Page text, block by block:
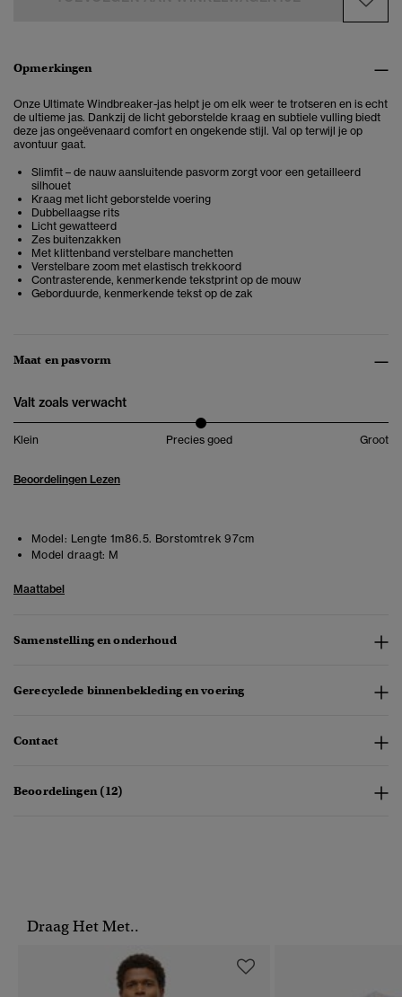
Opmerkingen
Onze Ultimate Windbreaker-jas helpt je om elk weer te trotseren en is echt
de ultieme jas. Dankzij de licht geborstelde kraag en subtiele vulling biedt
deze jas ongeëvenaard comfort en ongekende stijl. Val op terwijl je op
avontuur gaat.
Slimfit – de nauw aansluitende pasvorm zorgt voor een getailleerd
silhouet
Kraag met licht geborstelde voering
Dubbellaagse rits
Licht gewatteerd
Zes buitenzakken
Met klittenband verstelbare manchetten
Verstelbare zoom met elastisch trekkoord
Contrasterende, kenmerkende tekstprint op de mouw
Geborduurde, kenmerkende tekst op de zak
Maat en pasvorm
Valt zoals verwacht
Klein Precies goed Groot
Beoordelingen Lezen
Model: Lengte 1m86.5. Borstomtrek 97cm
Model draagt: M
Maattabel
Samenstelling en onderhoud
Gerecyclede binnenbekleding en voering
Contact
Beoordelingen (12)
Draag Het Met..